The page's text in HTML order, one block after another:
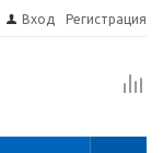
Вход Регистрация